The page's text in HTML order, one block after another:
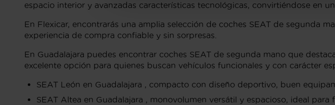
espacio interior y avanzadas características tecnológicas, convirtiéndose en
En Flexicar, encontrarás una amplia selección de coches SEAT de segunda
experiencia de compra confiable y sin sorpresas.
En Guadalajara puedes encontrar coches SEAT de segunda mano que
excelente opción para quienes buscan vehículos funcionales y con carácter
SEAT León en Guadalajara , compacto con diseño deportivo, buen
SEAT Altea en Guadalajara , monovolumen versátil y espacioso, ideal